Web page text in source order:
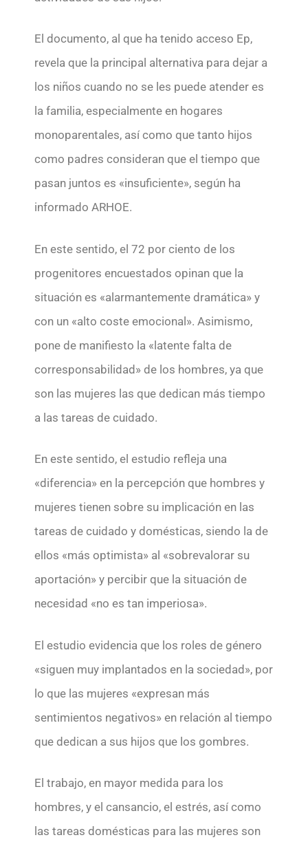
El documento, al que ha tenido acceso Ep,
revela que la principal alternativa para dejar a
los niños cuando no se les puede atender es
la familia, especialmente en hogares
monoparentales, así como que tanto hijos
como padres consideran que el tiempo que
pasan juntos es «insuficiente», según ha
informado ARHOE.
En este sentido, el 72 por ciento de los
progenitores encuestados opinan que la
situación es «alarmantemente dramática» y
con un «alto coste emocional». Asimismo,
pone de manifiesto la «latente falta de
corresponsabilidad» de los hombres, ya que
son las mujeres las que dedican más tiempo
a las tareas de cuidado.
En este sentido, el estudio refleja una
«diferencia» en la percepción que hombres y
mujeres tienen sobre su implicación en las
tareas de cuidado y domésticas, siendo la de
ellos «más optimista» al «sobrevalorar su
aportación» y percibir que la situación de
necesidad «no es tan imperiosa».
El estudio evidencia que los roles de género
«siguen muy implantados en la sociedad», por
lo que las mujeres «expresan más
sentimientos negativos» en relación al tiempo
que dedican a sus hijos que los gombres.
El trabajo, en mayor medida para los
hombres, y el cansancio, el estrés, así como
las tareas domésticas para las mujeres son